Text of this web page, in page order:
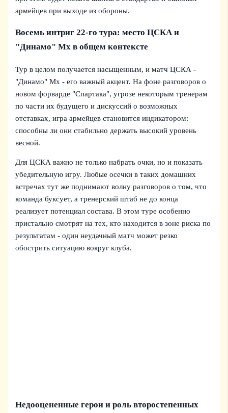
армейцев при выходе из обороны.
Восемь интриг 22-го тура: место ЦСКА и
"Динамо" Мх в общем контексте
Тур в целом получается насыщенным, и матч ЦСКА -
"Динамо" Мх - его важный акцент. На фоне разговоров о
новом форварде "Спартака", угрозе некоторым тренерам
по части их будущего и дискуссий о возможных
отставках, игра армейцев становится индикатором:
способны ли они стабильно держать высокий уровень
весной.
Для ЦСКА важно не только набрать очки, но и показать
убедительную игру. Любые осечки в таких домашних
встречах тут же поднимают волну разговоров о том, что
команда буксует, а тренерский штаб не до конца
реализует потенциал состава. В этом туре особенно
пристально смотрят на тех, кто находится в зоне риска по
результатам - один неудачный матч может резко
обострить ситуацию вокруг клуба.
Недооцененные герои и роль второстепенных